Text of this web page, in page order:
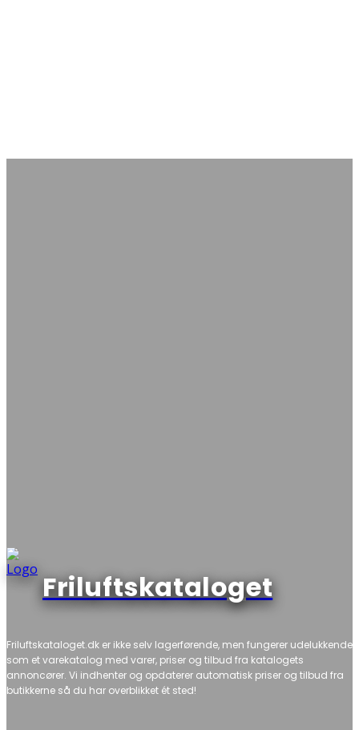
Friluftskataloget
Friluftskataloget.dk er ikke selv lagerførende, men fungerer udelukkende
som et varekatalog med varer, priser og tilbud fra katalogets
annoncører. Vi indhenter og opdaterer automatisk priser og tilbud fra
butikkerne så du har overblikket ét sted!